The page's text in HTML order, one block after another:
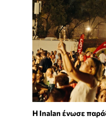
Η Inalan ένωσε